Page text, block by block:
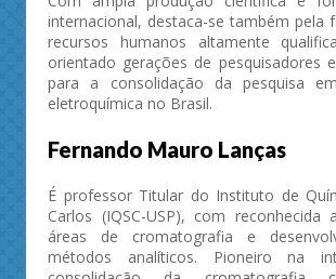
internacional, destaca-se também pela
recursos humanos altamente
orientado gerações de pesquisadores
para a consolidação da pesquisa
eletroquímica no Brasil.
Fernando Mauro Lanças
É professor Titular do Instituto de
Carlos (IQSC-USP), com reconhecida
áreas de cromatografia e
métodos analíticos. Pioneiro na